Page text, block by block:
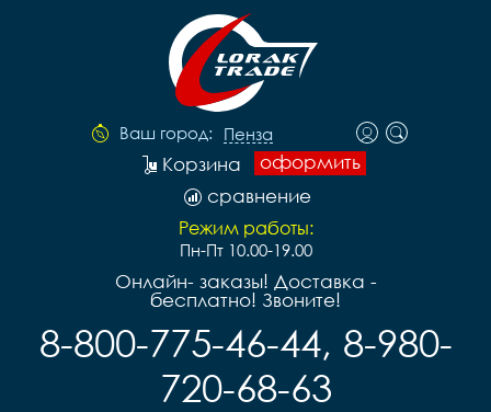
Ваш город: Пенза
оформить
Корзина
сравнение
Режим работы:
Пн-Пт 10.00-19.00
Онлайн- заказы! Доставка -
бесплатно! Звоните!
8-800-775-46-44, 8-980-
720-68-63